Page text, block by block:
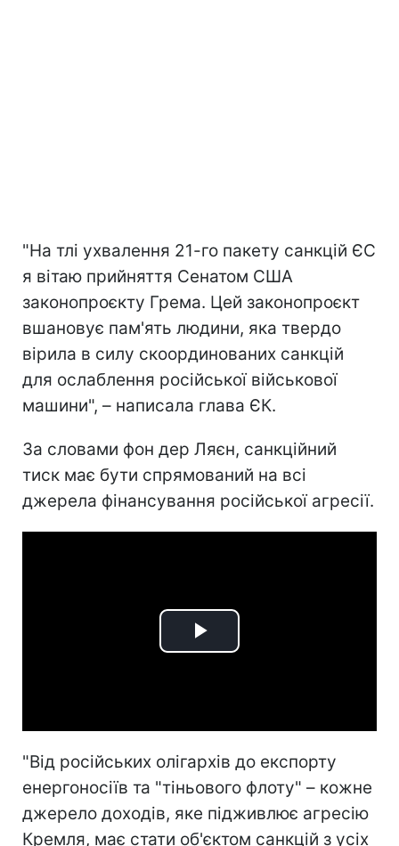
"На тлі ухвалення 21-го пакету санкцій ЄС
я вітаю прийняття Сенатом США
законопроєкту Грема. Цей законопроєкт
вшановує пам'ять людини, яка твердо
вірила в силу скоординованих санкцій
для ослаблення російської військової
машини", – написала глава ЄК.
За словами фон дер Ляєн, санкційний
тиск має бути спрямований на всі
джерела фінансування російської агресії.
Play
"Від російських олігархів до експорту
енергоносіїв та "тіньового флоту" – кожне
джерело доходів, яке підживлює агресію
Кремля, має стати об'єктом санкцій з усіх